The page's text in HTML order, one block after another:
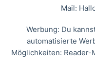
Mail:
Werbung: Du
automatisierte
Möglichkeiten: